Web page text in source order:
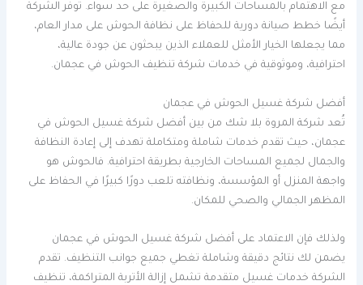
مع الاهتمام بالمساحات الكبيرة والصغيرة على حد سواء. توفر الشركة
أيضًا خطط صيانة دورية للحفاظ على نظافة الحوش على مدار العام،
مما يجعلها الخيار الأمثل للعملاء الذين يبحثون عن جودة عالية،
احترافية، وموثوقية في خدمات شركة تنظيف الحوش في عجمان.
أفضل شركة غسيل الحوش في عجمان
تُعد شركة المروة بلا شك من بين أفضل شركة غسيل الحوش في
عجمان، حيث تقدم خدمات شاملة ومتكاملة تهدف إلى إعادة النظافة
والجمال لجميع المساحات الخارجية بطريقة احترافية. فالحوش هو
واجهة المنزل أو المؤسسة، ونظافته تلعب دورًا كبيرًا في الحفاظ على
المظهر الجمالي والصحي للمكان.
ولذلك فإن الاعتماد على أفضل شركة غسيل الحوش في عجمان
يضمن لك نتائج دقيقة وشاملة تغطي جميع جوانب التنظيف. تقدم
الشركة خدمات غسيل متقدمة تشمل إزالة الأتربة المتراكمة، تنظيف